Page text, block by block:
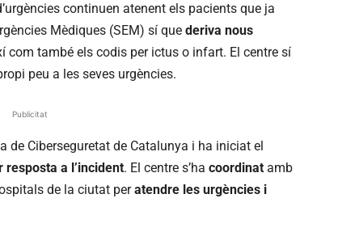
continuen atenent els pacients que ja
Mèdiques (SEM) sí que deriva nous
com també els codis per ictus o infart. El centre sí
peu a les seves urgències.
Publicitat
de Ciberseguretat de Catalunya i ha iniciat el
resposta a l’incident. El centre s’ha coordinat amb
de la ciutat peratendre les urgències i